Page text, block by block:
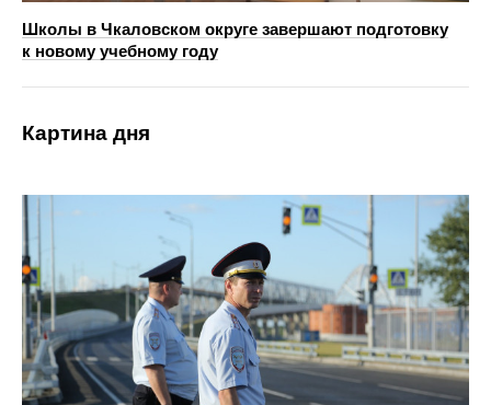
Школы в Чкаловском округе завершают подготовку
к новому учебному году
Картина дня